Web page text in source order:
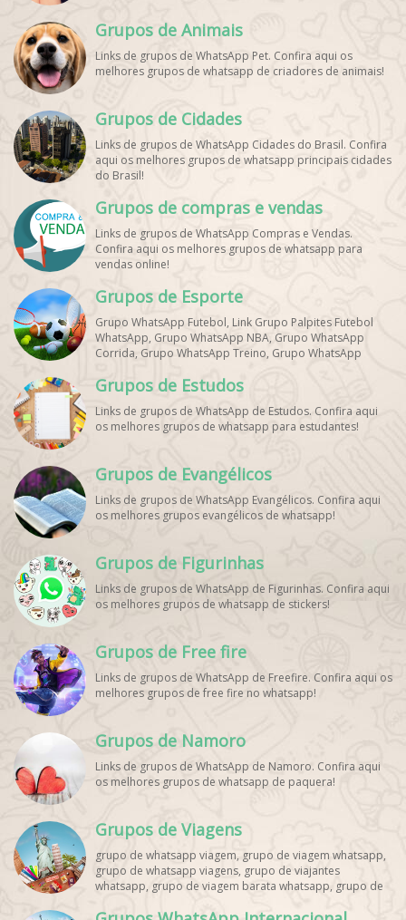
Grupos de Animais
Links de grupos de WhatsApp Pet. Confira aqui os
melhores grupos de whatsapp de criadores de animais!
Grupos de Cidades
Links de grupos de WhatsApp Cidades do Brasil. Confira
aqui os melhores grupos de whatsapp principais cidades
do Brasil!
Grupos de compras e vendas
Links de grupos de WhatsApp Compras e Vendas.
Confira aqui os melhores grupos de whatsapp para
vendas online!
Grupos de Esporte
Grupo WhatsApp Futebol, Link Grupo Palpites Futebol
WhatsApp, Grupo WhatsApp NBA, Grupo WhatsApp
Corrida, Grupo WhatsApp Treino, Grupo WhatsApp
WhatsApp, Grupo de Torcedores [Nome do Time]
WhatsApp, Link de Grupos de Esporte Grátis, Grupo
WhatsApp Dicas de Treino, Grupo WhatsApp Futebol Ao
Vivo. Grupo WhatsApp Esporte, Grupos de Esporte
WhatsApp Esporte, Grupo WhatsApp Futebol, Link Grupo
Palpites Futebol WhatsApp, Grupo WhatsApp NBA,
Grupos de Estudos
Links de grupos de WhatsApp de Estudos. Confira aqui
os melhores grupos de whatsapp para estudantes!
Grupos de Evangélicos
Links de grupos de WhatsApp Evangélicos. Confira aqui
os melhores grupos evangélicos de whatsapp!
Grupos de Figurinhas
Links de grupos de WhatsApp de Figurinhas. Confira aqui
os melhores grupos de whatsapp de stickers!
Grupos de Free fire
Links de grupos de WhatsApp de Freefire. Confira aqui os
melhores grupos de free fire no whatsapp!
Grupos de Namoro
Links de grupos de WhatsApp de Namoro. Confira aqui
os melhores grupos de whatsapp de paquera!
Grupos de Viagens
grupo de whatsapp viagem, grupo de viagem whatsapp,
grupo de whatsapp viagens, grupo de viajantes
whatsapp, grupo de viagem barata whatsapp, grupo de
grupo de excursão whatsapp, grupo de viagem em